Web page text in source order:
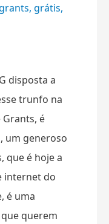
, grátis,
disposta a
trunfo na
é
um generoso
que é hoje a
internet do
é uma
querem